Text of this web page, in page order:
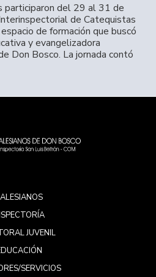
participaron del 29 al 31 de
de Catequistas
de formación que buscó
y evangelizadora
Don Bosco. La jornada contó
JUVENIL
SERVICIOS